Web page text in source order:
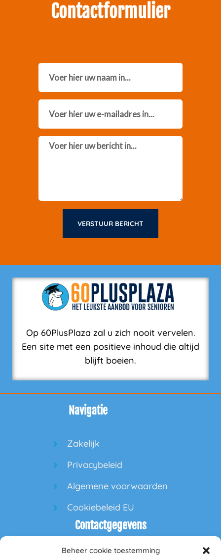
Beheer cookie toestemming
Contactformulier
Message
VERSTUUR BERICHT
Op 60PlusPlaza zal u zich nooit vervelen.
Een site met een positieve inhoud die altijd
blijft boeien.
Navigatie
Zakelijk
Privacybeleid
Algemene voorwaarden
Cookiebeleid EU
Contactgegevens